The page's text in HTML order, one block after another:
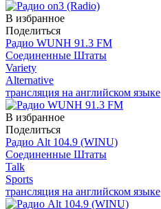
В избранное
Поделиться
Радио WUNH 91.3 FM
Соединенные Штаты
Variety
Alternative
трансляция на английском языке
В избранное
Поделиться
Радио Alt 104.9 (WINU)
Соединенные Штаты
Talk
Sports
трансляция на английском языке